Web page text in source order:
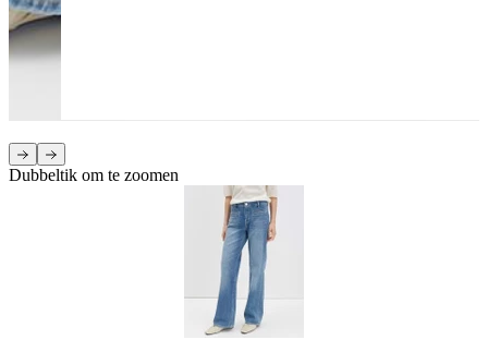
Dubbeltik om te zoomen